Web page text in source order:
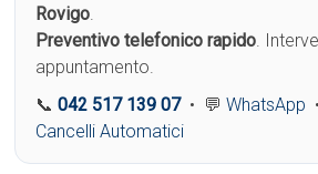
Rovigo.
Preventivo telefonico rapido.
appuntamento.
📞042 517 139 07• 💬WhatsApp
Cancelli Automatici